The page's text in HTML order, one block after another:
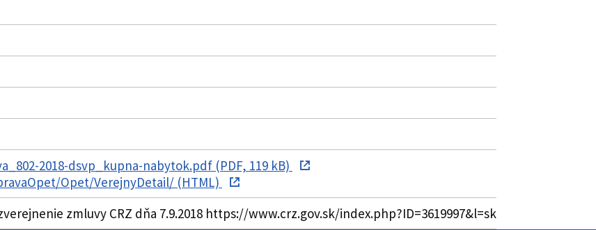
2018-dsvp_kupna-nabytok.pdf (PDF, 119 kB)
Opet/VerejnyDetail/ (HTML)
zmluvy CRZ dňa 7.9.2018 https://www.crz.gov.sk/index.php?ID=3619997&l=sk